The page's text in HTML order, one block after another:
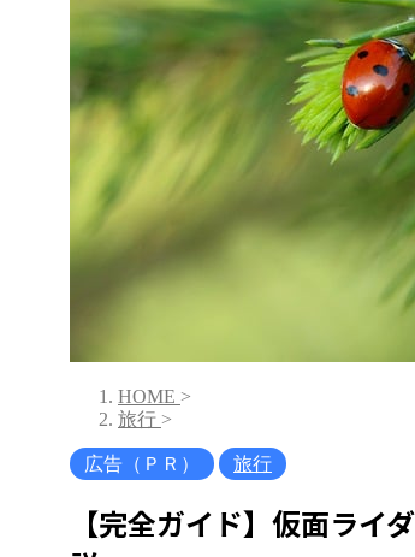
HOME >
旅行 >
広告（ＰＲ） 旅行
【完全ガイド】仮面ラ